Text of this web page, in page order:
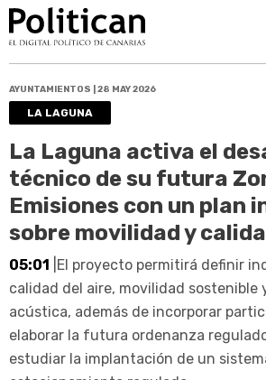
AYUNTAMIENTOS | 28 MAY 2026
LA LAGUNA
La Laguna activa el
técnico de su futura
Emisiones con un plan
sobre movilidad y
05:01 |El proyecto permitirá definir
calidad del aire, movilidad sostenible
acústica, además de incorporar
elaborar la futura ordenanza
estudiar la implantación de un